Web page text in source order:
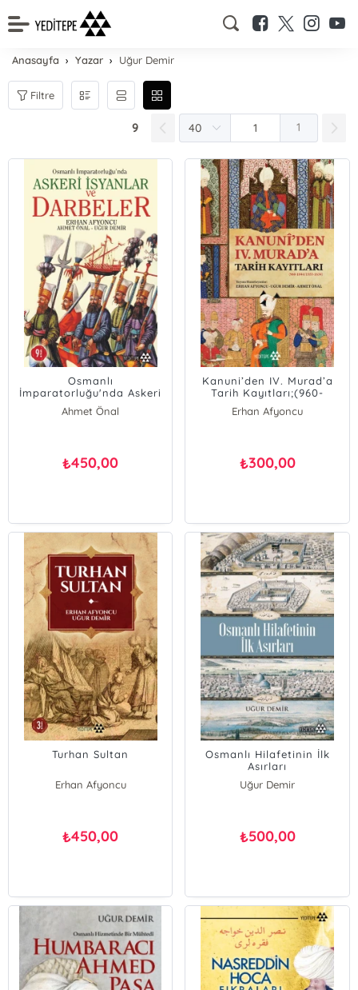
Anasayfa Yazar Uğur Demir
Filtre
9 1
Osmanlı
İmparatorluğu'nda Askeri
İsyanlar ve Darbeler
Ahmet Önal
₺450,00
Kanuni’den IV. Murad’a
Tarih Kayıtları;(960-
1044/1553-1634)
Erhan Afyoncu
₺300,00
Turhan Sultan
Erhan Afyoncu
₺450,00
Osmanlı Hilafetinin İlk
Asırları
Uğur Demir
₺500,00